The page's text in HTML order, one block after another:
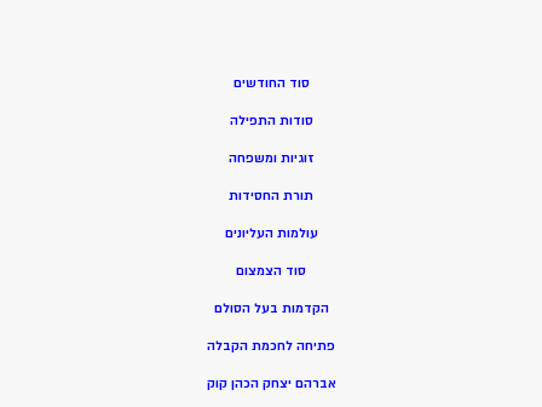
סוד החודשים
סודות התפילה
זוגיות ומשפחה
תורת החסידות
עולמות העליונים
סוד הצמצום
הקדמות בעל הסולם
פתיחה לחכמת הקבלה
אברהם יצחק הכהן קוק